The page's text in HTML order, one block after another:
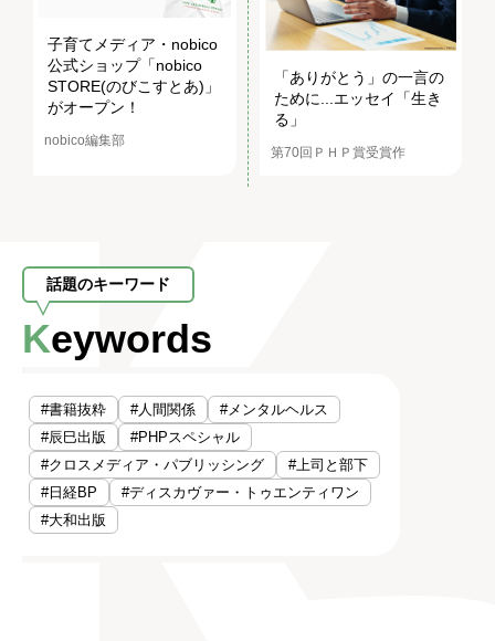
子育てメディア・nobico
公式ショップ「nobico
STORE(のびこすとあ)」
がオープン！
nobico編集部
「ありがとう」の一言の
ために...エッセイ「生き
る」
第70回ＰＨＰ賞受賞作
話題のキーワード
Keywords
#書籍抜粋 #人間関係
#メンタルヘルス
#辰巳出版
#PHPスペシャル
#クロスメディア・パブリッシング
#上司と部下
#日経BP
#ディスカヴァー・トゥエンティワン
#大和出版